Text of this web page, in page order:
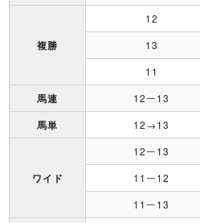
複勝
12
13
11
馬連 12ー13
馬単 12→13
ワイド
12ー13
11ー12
11ー13